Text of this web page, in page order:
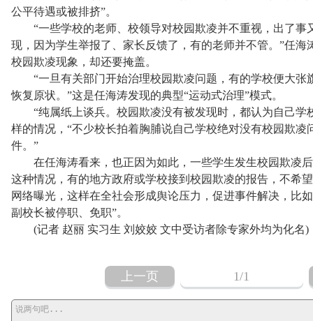
公平待遇或被排挤”。
“一些学校的老师、校领导对校园欺凌并不重视，出了事
现，因为学生举报了、家长反馈了，有的老师并不管。”任
校园欺凌现象，却还要掩盖。
“一旦有关部门开始治理校园欺凌问题，有的学校便大张
恢复原状。”这是任海涛发现的典型“运动式治理”模式。
“纯属纸上谈兵。校园欺凌没有被发现时，都认为自己学
样的情况，“不少校长拍着胸脯说自己学校绝对没有校园欺
件。”
在任海涛看来，也正因为如此，一些学生发生校园欺凌后
这种情况，有的地方政府或学校接到校园欺凌的报告，不希
网络曝光，这样在全社会形成舆论压力，促进事件解决，比
副校长被停职、免职”。
(记者 赵丽 实习生 刘姣姣 文中受访者除专家外均为化名)
上一页 1/1